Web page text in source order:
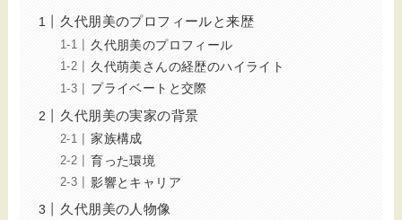
久代朋美のプロフィールと来歴
久代朋美のプロフィール
久代萌美さんの経歴のハイライト
プライベートと交際
久代朋美の実家の背景
家族構成
育った環境
影響とキャリア
久代朋美の人物像